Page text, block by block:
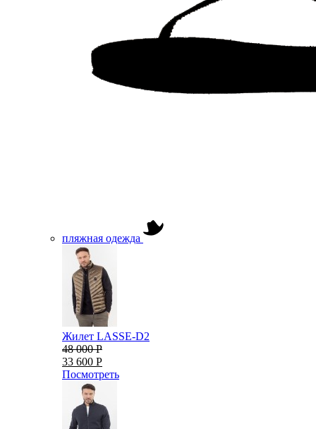
пляжная одежда
Жилет LASSE-D2
48 000 Р
33 600 Р
Посмотреть